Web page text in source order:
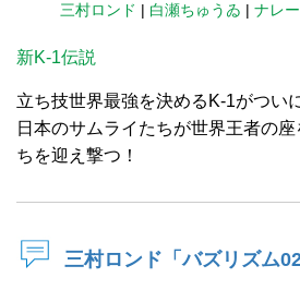
三村ロンド | 白瀬ちゅうゐ | ナレ
新K-1伝説
立ち技世界最強を決めるK-1がつい
日本のサムライたちが世界王者の
ちを迎え撃つ！
三村ロンド「バズリズム02